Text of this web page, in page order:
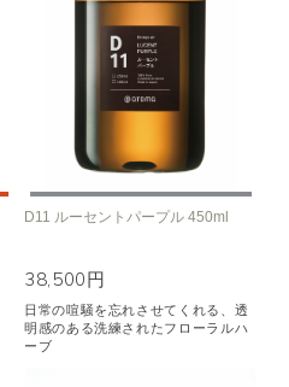
D11 ルーセントパープル 450ml
38,500円
日常の喧騒を忘れさせてくれる、透
明感のある洗練されたフローラルハ
ーブ